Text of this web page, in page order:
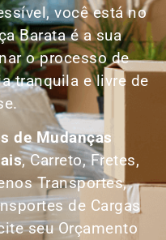
você está no
Barata é a sua
o processo de
tranquila e livre de
de Mudanças
, Carreto, Fretes,
Transportes,
de Cargas
seu Orçamento